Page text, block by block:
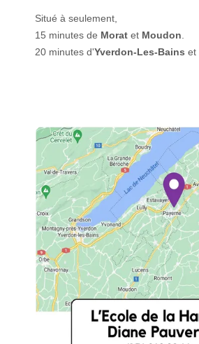
Situé à seulement,
15 minutes de Morat et Moudon
20 minutes d'Yverdon-Les-Bains et